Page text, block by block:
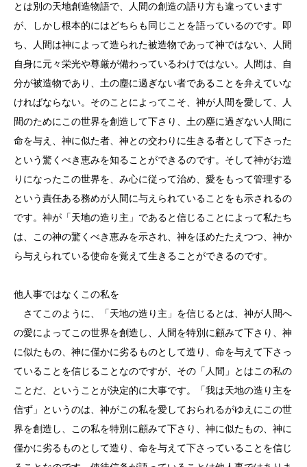
とは別の天地創造物語で、人間の創造の語り方も違っています
が、しかし根本的にはどちらも同じことを語っているのです。即
ち、人間は神によって造られた被造物であって神ではない、人間
自身に元々栄光や尊厳が備わっているわけではない。人間は、自
分が被造物であり、土の塵に過ぎない者であることを弁えていな
ければならない。そのことによってこそ、神が人間を愛して、人
間のためにこの世界を創造して下さり、土の塵に過ぎない人間に
命を与え、神に似た者、神との交わりに生きる者として下さった
という驚くべき恵みを知ることができるのです。そして神がお造
りになったこの世界を、み心に従って治め、愛をもって管理する
という責任ある務めが人間に与えられていることをも示されるの
です。神が「天地の造り主」であると信じることによって私たち
は、この神の驚くべき恵みを示され、神をほめたたえつつ、神か
ら与えられている使命を覚えて生きることができるのです。
他人事ではなくこの私を
さてこのように、「天地の造り主」を信じるとは、神が人間へ
の愛によってこの世界を創造し、人間を特別に顧みて下さり、神
に似たもの、神に僅かに劣るものとして造り、命を与えて下さっ
ていることを信じることなのですが、その「人間」とはこの私の
ことだ、ということが決定的に大事です。「我は天地の造り主を
信ず」というのは、神がこの私を愛しておられるがゆえにこの世
界を創造し、この私を特別に顧みて下さり、神に似たもの、神に
僅かに劣るものとして造り、命を与えて下さっていることを信じ